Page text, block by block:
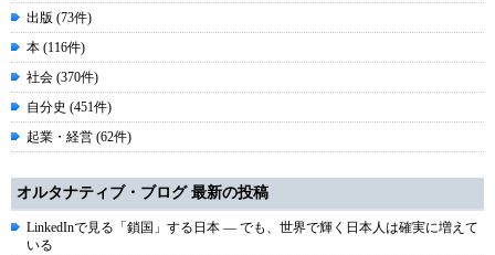
出版 (73件)
本 (116件)
社会 (370件)
自分史 (451件)
起業・経営 (62件)
オルタナティブ・ブログ 最新の投稿
LinkedInで見る「鎖国」する日本 ― でも、世界で輝く日本人は確実に増えて
いる